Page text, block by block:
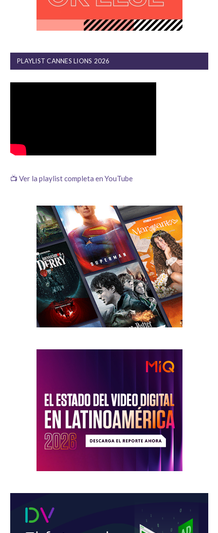
PLAYLIST CANNES LIONS 2026
📺 Ver la playlist completa en YouTube